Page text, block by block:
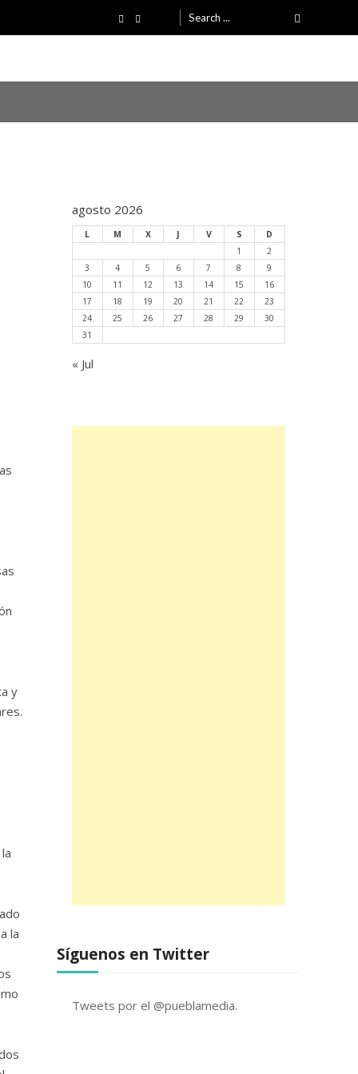
Search
for:
y
la
agosto 2026
L M X J V S
D
1
2
3
4 5 6 7 8
9
10
11 12 13 14 15
16
17
18 19 20 21 22
23
24
25 26 27 28 29
30
31
« Jul
Síguenos en Twitter
Tweets por el @pueblamedia.